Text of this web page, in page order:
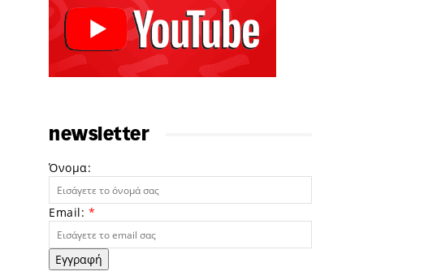
newsletter
Όνομα:
Email: *
Εγγραφή